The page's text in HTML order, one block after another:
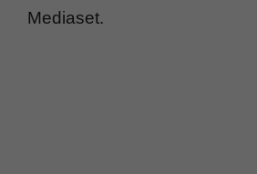
Mediaset.